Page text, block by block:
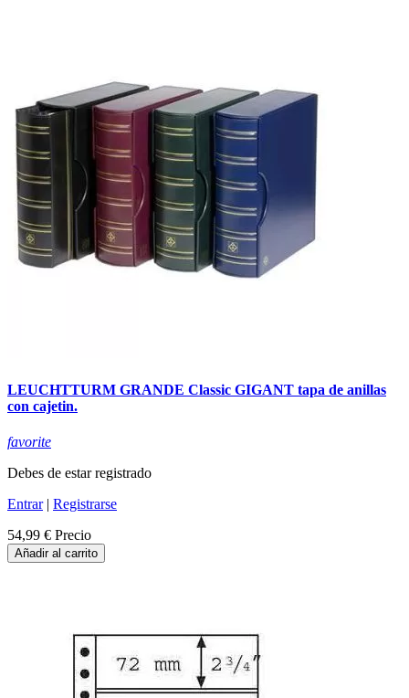
LEUCHTTURM GRANDE Classic GIGANT tapa de anillas
con cajetin.
favorite
Debes de estar registrado
Entrar| Registrarse
54,99 € Precio
Añadir al carrito